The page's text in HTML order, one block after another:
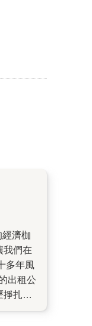
我們在
出租公
掙扎的